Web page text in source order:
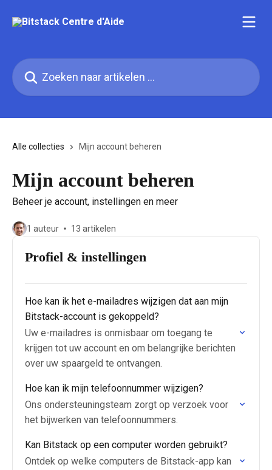
Zoeken naar artikelen ...
Alle collecties Mijn account beheren
Mijn account beheren
Beheer je account, instellingen en meer
1 auteur 13 artikelen
Profiel & instellingen
Hoe kan ik het e-mailadres wijzigen dat aan mijn
Bitstack-account is gekoppeld?
Uw e-mailadres is onmisbaar om toegang te
krijgen tot uw account en om belangrijke berichten
over uw spaargeld te ontvangen.
Hoe kan ik mijn telefoonnummer wijzigen?
Ons ondersteuningsteam zorgt op verzoek voor
het bijwerken van telefoonnummers.
Kan Bitstack op een computer worden gebruikt?
Ontdek op welke computers de Bitstack-app kan